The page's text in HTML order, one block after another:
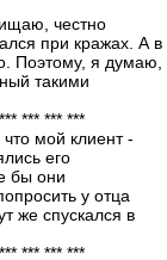
честно
при кражах. А в
Поэтому, я думаю,
такими
*** *** ***
мой клиент -
его
бы они
у отца
же спускался в
*** *** ***